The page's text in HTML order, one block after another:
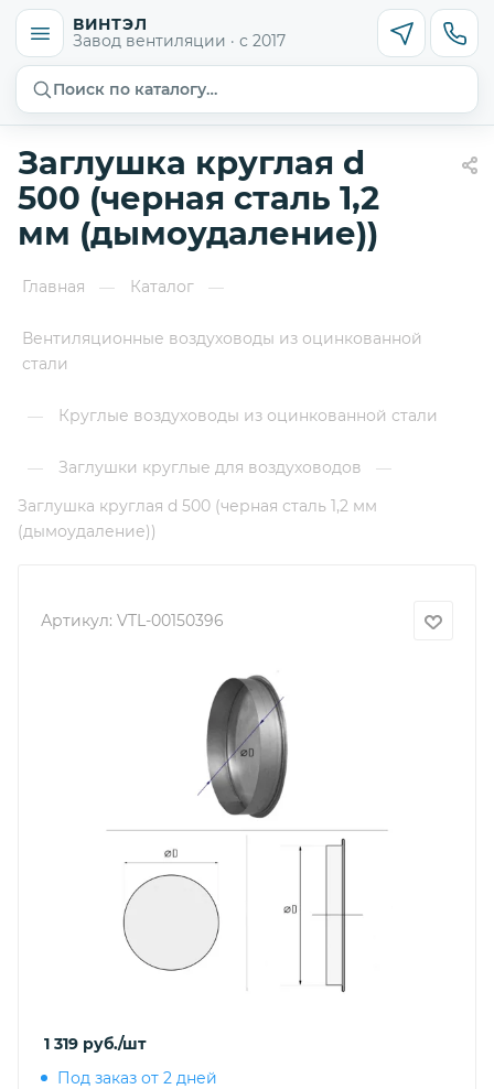
ВИНТЭЛ
Завод вентиляции · с 2017
Поиск по каталогу…
Заглушка круглая d
500 (черная сталь 1,2
мм (дымоудаление))
Главная — Каталог —
Вентиляционные воздуховоды из оцинкованной
стали
— Круглые воздуховоды из оцинкованной стали
— Заглушки круглые для воздуховодов
—
Заглушка круглая d 500 (черная сталь 1,2 мм
(дымоудаление))
Артикул: VTL-00150396
1 319 руб./шт
Под заказ от 2 дней